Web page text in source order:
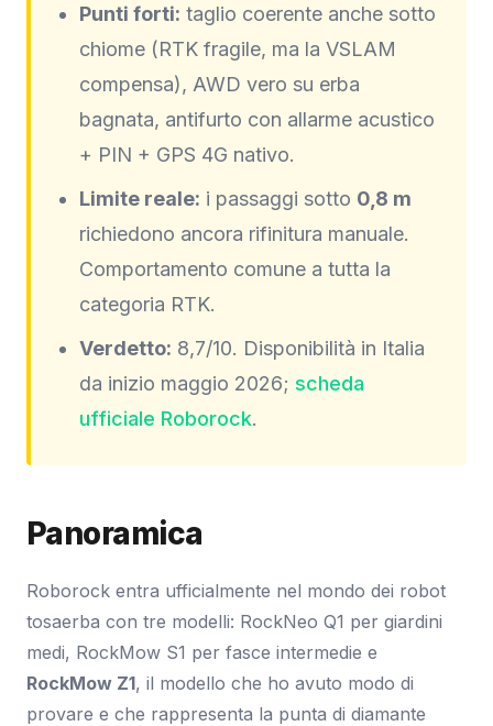
Punti forti: taglio coerente anche sotto
chiome (RTK fragile, ma la VSLAM
compensa), AWD vero su erba
bagnata, antifurto con allarme acustico
+ PIN + GPS 4G nativo.
Limite reale: i passaggi sotto 0,8 m
richiedono ancora rifinitura manuale.
Comportamento comune a tutta la
categoria RTK.
Verdetto: 8,7/10. Disponibilità in Italia
da inizio maggio 2026; scheda
ufficiale Roborock.
Panoramica
Roborock entra ufficialmente nel mondo dei robot
tosaerba con tre modelli: RockNeo Q1 per giardini
medi, RockMow S1 per fasce intermedie e
RockMow Z1, il modello che ho avuto modo di
provare e che rappresenta la punta di diamante